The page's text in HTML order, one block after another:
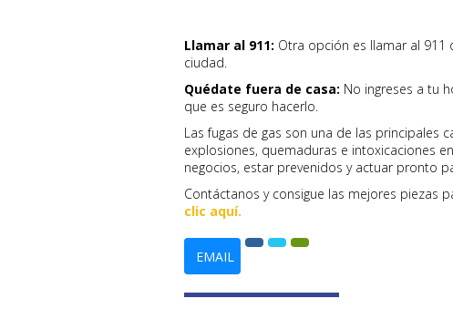
Llamar al 911: Otra opción es llamar al 911
ciudad.
Quédate fuera de casa: No ingreses a tu
que es seguro hacerlo.
Las fugas de gas son una de las principales
explosiones, quemaduras e intoxicaciones
negocios, estar prevenidos y actuar pronto
Contáctanos y consigue las mejores piezas
clic aquí.
EMAIL